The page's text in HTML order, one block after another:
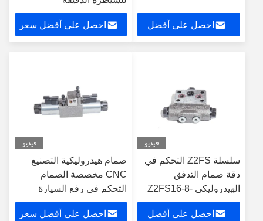
احصل على أفضل احصل على أفضل سعر
فيديو
سلسلة Z2FS التحكم في
دقة صمام التدفق
الهيدروليكي Z2FS16-8-
3X/S Z2FS22-5-3X/S
احصل على أفضل
فيديو
صمام هيدروليكية التصنيع
CNC مخصصة الصمام
التحكم في رفع السيارة
الألومنيوم
احصل على أفضل سعر